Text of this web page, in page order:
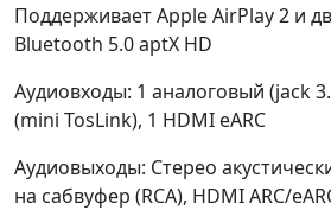
Поддерживает Apple AirPlay 2 и
Bluetooth 5.0 aptX HD
Аудиовходы: 1 аналоговый (jack
(mini TosLink), 1 HDMI eARC
Аудиовыходы: Стерео
на сабвуфер (RCA), HDMI ARC/